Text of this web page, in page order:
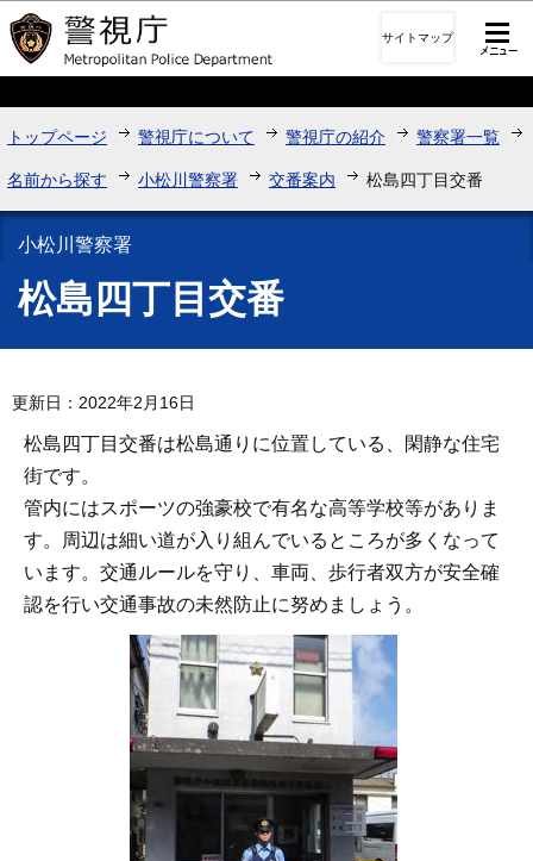
このページの本文へ移動
サイトマップ
トップページ 警視庁について 警視庁の紹介 警察署一覧
名前から探す 小松川警察署 交番案内 松島四丁目交番
小松川警察署
松島四丁目交番
更新日：2022年2月16日
松島四丁目交番は松島通りに位置している、閑静な住宅
街です。
管内にはスポーツの強豪校で有名な高等学校等がありま
す。周辺は細い道が入り組んでいるところが多くなって
います。交通ルールを守り、車両、歩行者双方が安全確
認を行い交通事故の未然防止に努めましょう。